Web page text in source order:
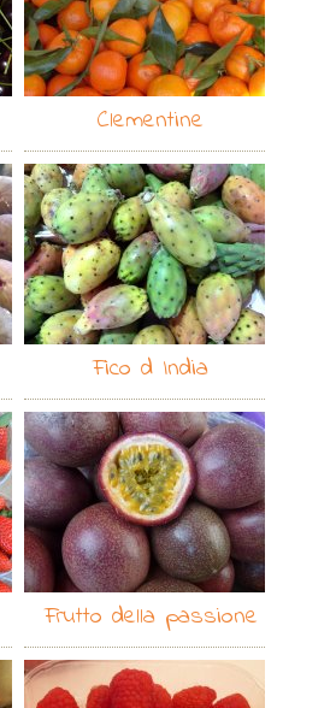
Clementine
Fico d India
Frutto della passione